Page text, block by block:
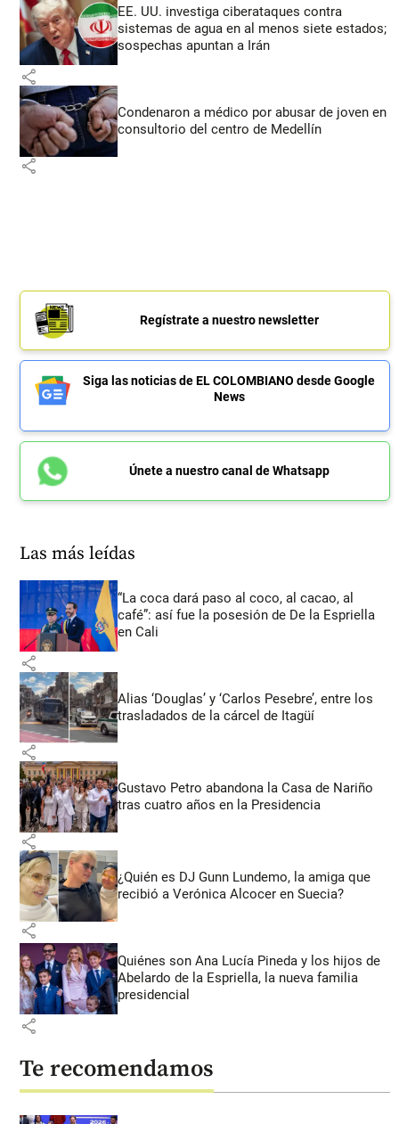
EE. UU. investiga ciberataques contra
sistemas de agua en al menos siete estados;
sospechas apuntan a Irán
share
Condenaron a médico por abusar de joven en
consultorio del centro de Medellín
share
Regístrate a nuestro newsletter
Siga las noticias de EL COLOMBIANO desde Google
News
Únete a nuestro canal de Whatsapp
Las más leídas
“La coca dará paso al coco, al cacao, al
café”: así fue la posesión de De la Espriella
en Cali
share
Alias ‘Douglas’ y ‘Carlos Pesebre’, entre los
trasladados de la cárcel de Itagüí
share
Gustavo Petro abandona la Casa de Nariño
tras cuatro años en la Presidencia
share
¿Quién es DJ Gunn Lundemo, la amiga que
recibió a Verónica Alcocer en Suecia?
share
Quiénes son Ana Lucía Pineda y los hijos de
Abelardo de la Espriella, la nueva familia
presidencial
share
Te recomendamos